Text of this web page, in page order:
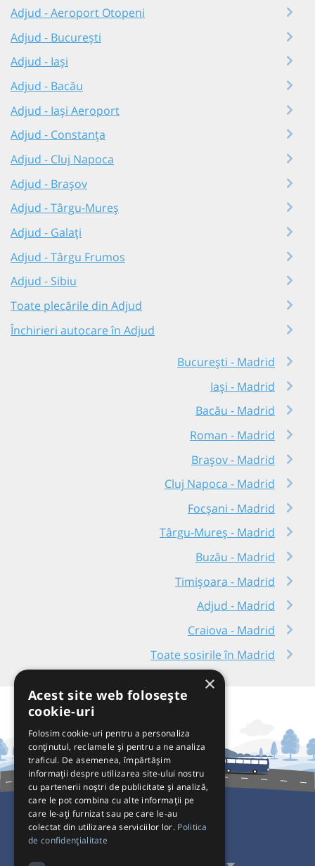
Adjud - Aeroport Otopeni
Adjud - București
Adjud - Iași
Adjud - Bacău
Adjud - Iași Aeroport
Adjud - Constanța
Adjud - Cluj Napoca
Adjud - Brașov
Adjud - Târgu-Mureș
Adjud - Galați
Adjud - Târgu Frumos
Adjud - Sibiu
Toate plecările din Adjud
Închirieri autocare în Adjud
București - Madrid
Iași - Madrid
Bacău - Madrid
Roman - Madrid
Brașov - Madrid
Cluj Napoca - Madrid
Focșani - Madrid
Târgu-Mureș - Madrid
Buzău - Madrid
Timișoara - Madrid
Adjud - Madrid
Craiova - Madrid
Toate sosirile în Madrid
Pentru Călători
×
Acest site web folosește
cookie-uri
Folosim cookie-uri pentru a personaliza
conținutul, reclamele și pentru a ne analiza
traficul. De asemenea, împărtășim
informații despre utilizarea site-ului nostru
cu partenerii noștri de publicitate și analiză,
care le pot combina cu alte informații pe
care le-ați furnizat sau pe care le-au
colectat din utilizarea serviciilor lor. Politica
de confidențialitate